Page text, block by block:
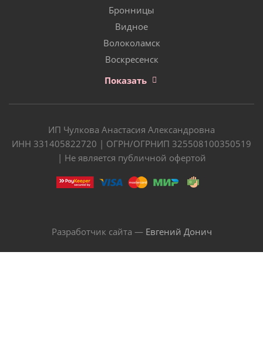
Бронницы
Видное
Волоколамск
Воскресенск
Показать
ИП Чулкова Анастасия Александровна
ИНН 331405822720 | ОГРН/ОГРНИП 325508100350519
| Не является публичной офертой
Разработчик сайта — Евгений Донич